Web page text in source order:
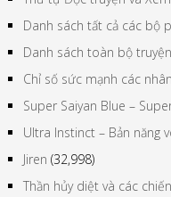
Danh sách tất cả các bộ
Danh sách toàn bộ
Chỉ số sức mạnh các
Super Saiyan Blue –
Ultra Instinct – Bản năng
Jiren (32,998)
Thần hủy diệt và các